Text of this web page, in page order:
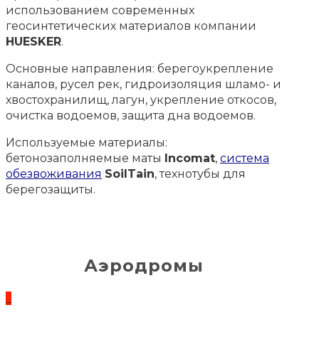
использованием современных
геосинтетических материалов компании
HUESKER.
Основные направления: берегоукрепление
каналов, русел рек, гидроизоляция шламо- и
хвостохранилищ, лагун, укрепление откосов,
очистка водоемов, защита дна водоемов.
Используемые материалы:
бетонозаполняемые маты Incomat, система
обезвоживания SoilTain, технотубы для
берегозащиты.
Аэродромы